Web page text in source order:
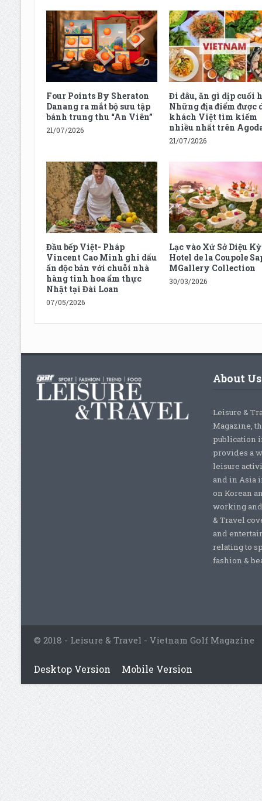
Four Points By Sheraton
Danang ra mắt bộ sưu tập
bánh trung thu “An Viên”
21/07/2026
Đi đâu, ăn gì dịp cuối
Những địa điểm được
khách Việt tìm kiếm
nhiều nhất trên
21/07/2026
Đầu bếp Việt- Pháp
Vincent Cao Minh ghi dấu
ấn độc bản với chuỗi nhà
hàng tinh hoa ẩm thực
Nhật tại Đài Loan
07/05/2026
Lạc vào Xứ Sở Diệu
Hotel de la Coupole
MGallery Collection
30/03/2026
About Us
Leisure &
Magazine,
publication
provides a
leisure
and in Asia
on Korean
working
& Travel
and
relating to
fashion &
© 2018 - Leisure & Travel - Vietnam Golf Magazine
Desktop Version Mobile Version